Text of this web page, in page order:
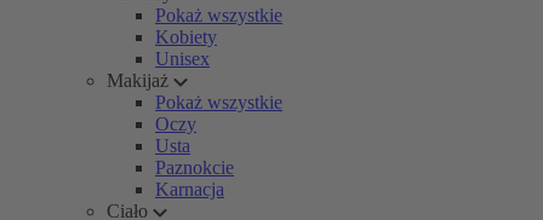
Pokaż wszystkie
Kobiety
Unisex
Makijaż
Pokaż wszystkie
Oczy
Usta
Paznokcie
Karnacja
Ciało